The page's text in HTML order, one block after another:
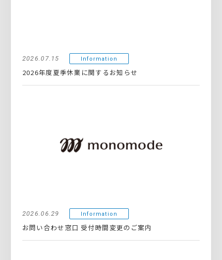
2026.07.15 Information
2026年度夏季休業に関するお知らせ
2026.06.29 Information
お問い合わせ窓口 受付時間変更のご案内